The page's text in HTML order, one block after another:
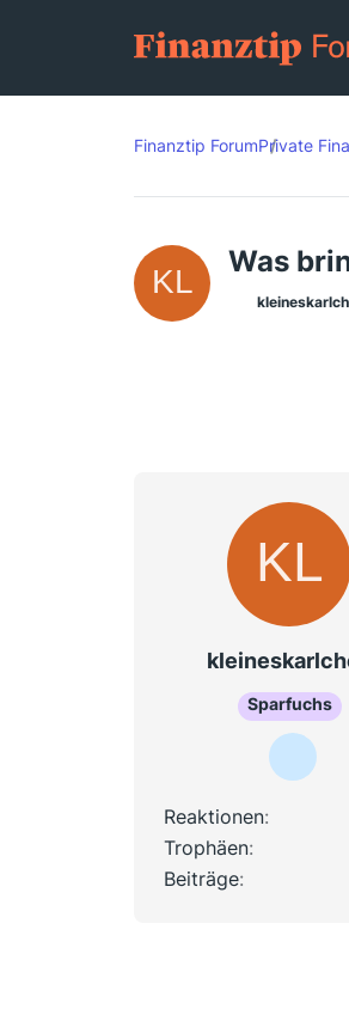
Finanztip ForumPrivate
Was
Sparfuchs
Reaktionen
Trophäen
Beiträge